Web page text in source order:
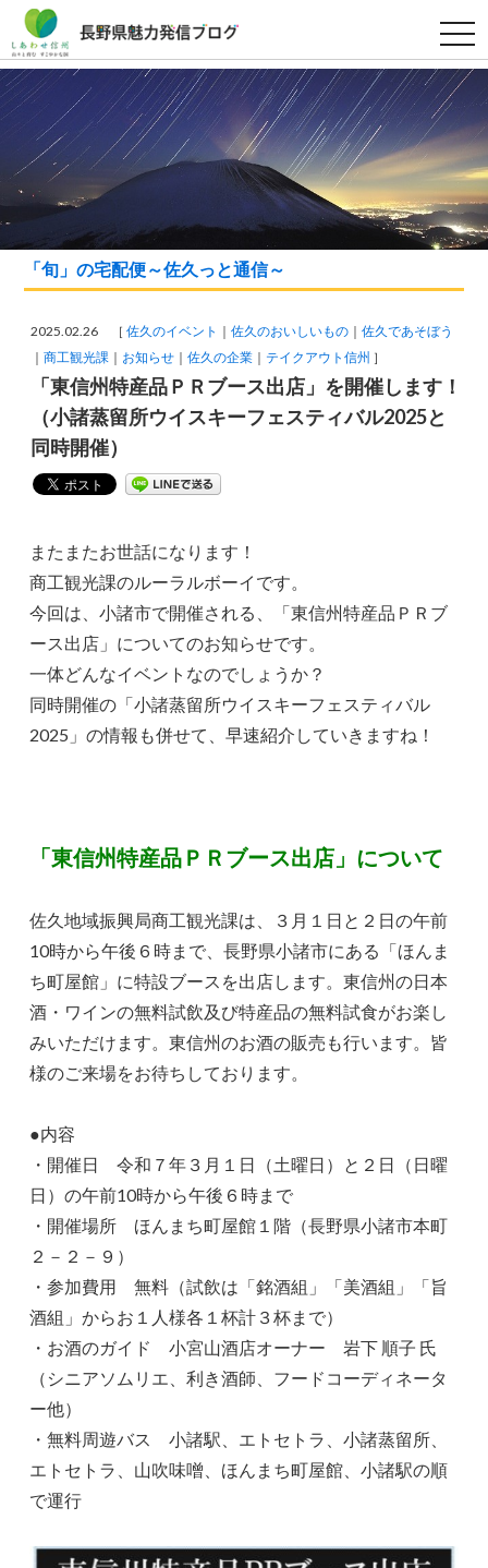
t
o
g
g
n
a
i
g
a
t
i
「旬」の宅配便～佐久っと通信～
2025.02.26 ［佐久のイベント 佐久のおいしいもの
佐久であそぼう
商工観光課
お知らせ 佐久の企業 テイクアウト信州 ］
「東信州特産品ＰＲブース出店」を開催します！
（小諸蒸留所ウイスキーフェスティバル2025と
同時開催）
またまたお世話になります！
商工観光課のルーラルボーイです。
今回は、小諸市で開催される、「東信州特産品ＰＲブ
ース出店」についてのお知らせです。
一体どんなイベントなのでしょうか？
同時開催の「小諸蒸留所ウイスキーフェスティバル
2025」の情報も併せて、早速紹介していきますね！
「東信州特産品ＰＲブース出店」について
佐久地域振興局商工観光課は、３月１日と２日の午前
10時から午後６時まで、長野県小諸市にある「ほんま
ち町屋館」に特設ブースを出店します。東信州の日本
酒・ワインの無料試飲及び特産品の無料試食がお楽し
みいただけます。東信州のお酒の販売も行います。皆
様のご来場をお待ちしております。
●内容
・開催日 令和７年３月１日（土曜日）と２日（日曜
日）の午前10時から午後６時まで
・開催場所 ほんまち町屋館１階（長野県小諸市本町
２－２－９）
・参加費用 無料（試飲は「銘酒組」「美酒組」「旨
酒組」からお１人様各１杯計３杯まで）
・お酒のガイド 小宮山酒店オーナー 岩下 順子 氏
（シニアソムリエ、利き酒師、フードコーディネータ
ー他）
・無料周遊バス 小諸駅、エトセトラ、小諸蒸留所、
エトセトラ、山吹味噌、ほんまち町屋館、小諸駅の順
で運行